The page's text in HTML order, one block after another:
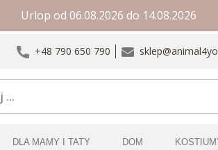
Urlop od 06.08.2026 do 14.08.2026
+48 790 650 790
DLA MAMY I TATY DOM